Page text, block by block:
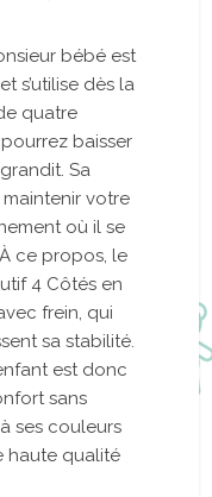
bébé est
s’utilise dès la
quatre
baisser
Sa
votre
où il se
ce propos, le
4 Côtés en
frein, qui
sa stabilité.
est donc
sans
ses couleurs
haute qualité